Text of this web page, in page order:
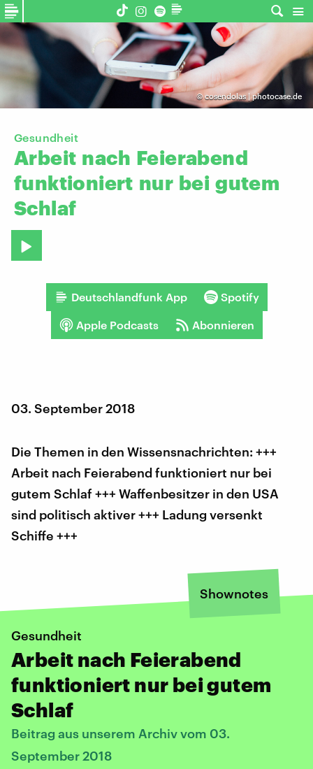
© cosendolas | photocase.de
Gesundheit
Arbeit nach Feierabend
funktioniert nur bei gutem
Schlaf
Deutschlandfunk App Spotify
Apple Podcasts Abonnieren
03. September 2018
Die Themen in den Wissensnachrichten: +++
Arbeit nach Feierabend funktioniert nur bei
gutem Schlaf +++ Waffenbesitzer in den USA
sind politisch aktiver +++ Ladung versenkt
Schiffe +++
Shownotes
Gesundheit
Arbeit nach Feierabend
funktioniert nur bei gutem
Schlaf
Beitrag aus unserem Archiv vom 03.
September 2018